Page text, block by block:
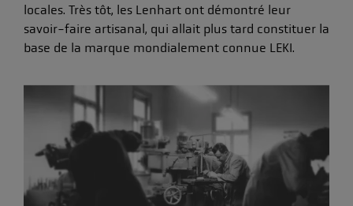
locales. Très tôt, les Lenhart ont démontré leur
savoir-faire artisanal, qui allait plus tard constituer la
base de la marque mondialement connue LEKI.